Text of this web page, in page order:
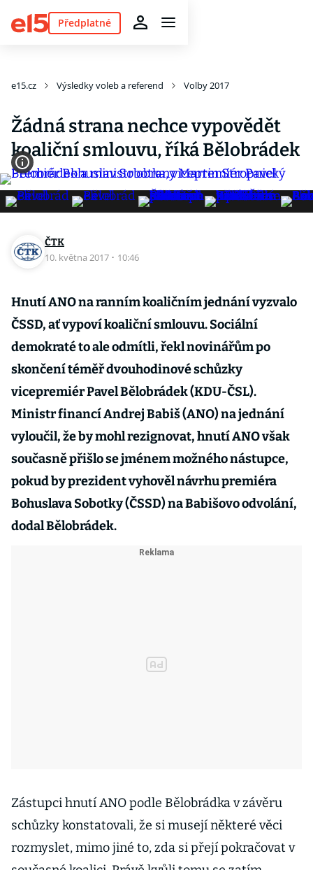
Předplatné
e15.cz Výsledky voleb a referend Volby 2017
Žádná strana nechce vypovědět
koaliční smlouvu, říká Bělobrádek
ČTK
10. května 2017 · 10:46
Hnutí ANO na ranním koaličním jednání vyzvalo
ČSSD, ať vypoví koaliční smlouvu. Sociální
demokraté to ale odmítli, řekl novinářům po
skončení téměř dvouhodinové schůzky
vicepremiér Pavel Bělobrádek (KDU-ČSL).
Ministr financí Andrej Babiš (ANO) na jednání
vyloučil, že by mohl rezignovat, hnutí ANO však
současně přišlo se jménem možného nástupce,
pokud by prezident vyhověl návrhu premiéra
Bohuslava Sobotky (ČSSD) na Babišovo odvolání,
dodal Bělobrádek.
Zástupci hnutí ANO podle Bělobrádka v závěru
schůzky konstatovali, že si musejí některé věci
rozmyslet, mimo jiné to, zda si přejí pokračovat v